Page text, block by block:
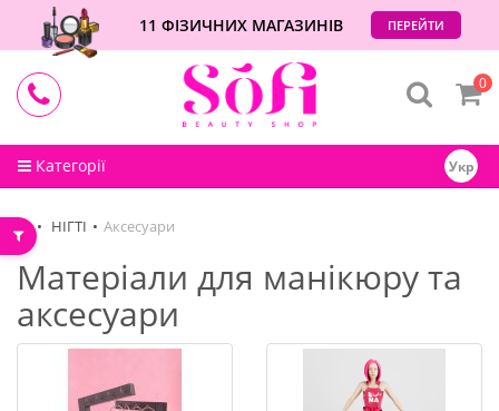
11 ФІЗИЧНИХ МАГАЗИНІВ ПЕРЕЙТИ
Категорії Укр
0
НІГТІ Аксесуари
Матеріали для манікюру та
аксесуари